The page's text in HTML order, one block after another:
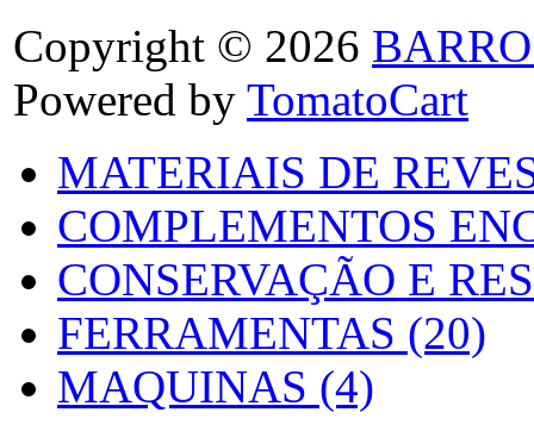
Copyright © 2026
Powered by TomatoCart
MATERIAIS DE
COMPLEMENTOS
CONSERVAÇÃO E
FERRAMENTAS (20)
MAQUINAS (4)